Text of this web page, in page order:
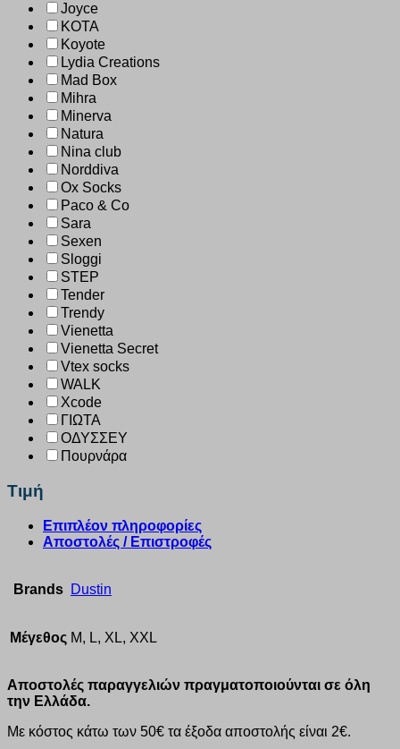
Joyce
KOTA
Koyote
Lydia Creations
Mad Box
Mihra
Minerva
Natura
Nina club
Norddiva
Ox Socks
Paco & Co
Sara
Sexen
Sloggi
STEP
Tender
Trendy
Vienetta
Vienetta Secret
Vtex socks
WALK
Xcode
ΓΙΩΤΑ
ΟΔΥΣΣΕΥ
Πουρνάρα
Τιμή
Επιπλέον πληροφορίες
Αποστολές / Επιστροφές
Brands Dustin
Μέγεθος M, L, XL, XXL
Αποστολές παραγγελιών πραγματοποιούνται σε όλη
την Ελλάδα.
Με κόστος κάτω των 50€ τα έξοδα αποστολής είναι 2€.